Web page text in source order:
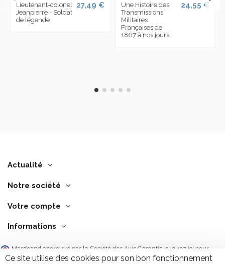
Lieutenant-colonel
Jeanpierre - Soldat
de légende
27,49 €
Une Histoire des
Transmissions
Militaires
Françaises de
1867 à nos jours
24,55 €
Actualité
Notre société
Votre compte
Informations
Marchand approuvé par la Société des Avis Garantis, cliquez ici pour
vérifier .
Ce site utilise des cookies pour son bon fonctionnement